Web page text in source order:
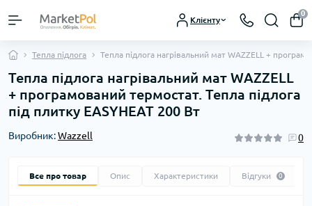
Клієнту
0
Тепла підлога Тепла підлога нагрівальний мат WAZZELL +
Тепла підлога нагрівальний мат WAZZELL
+ програмований термостат. Тепла підлога
під плитку EASYHEAT 200 Вт
Виробник:Wazzell 0
Все про товар Опис Характеристики Відгуки 0